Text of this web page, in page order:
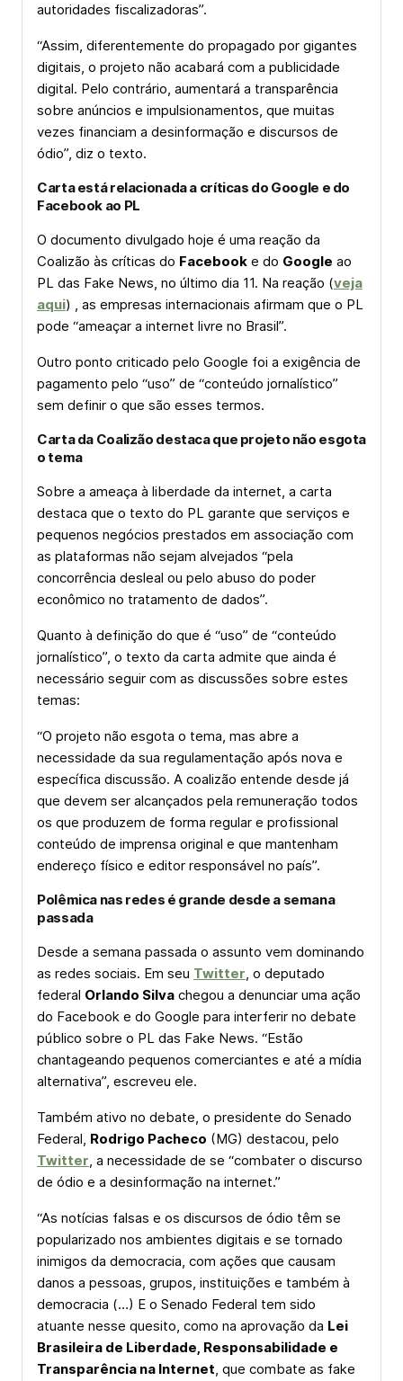
autoridades fiscalizadoras”.
“Assim, diferentemente do propagado por gigantes
digitais, o projeto não acabará com a publicidade
digital. Pelo contrário, aumentará a transparência
sobre anúncios e impulsionamentos, que muitas
vezes financiam a desinformação e discursos de
ódio”, diz o texto.
Carta está relacionada a críticas do Google e do
Facebook ao PL
O documento divulgado hoje é uma reação da
Coalizão às críticas do Facebook e do Google ao
PL das Fake News, no último dia 11. Na reação (veja
aqui) , as empresas internacionais afirmam que o PL
pode “ameaçar a internet livre no Brasil”.
Outro ponto criticado pelo Google foi a exigência de
pagamento pelo “uso” de “conteúdo jornalístico”
sem definir o que são esses termos.
Carta da Coalizão destaca que projeto não esgota
o tema
Sobre a ameaça à liberdade da internet, a carta
destaca que o texto do PL garante que serviços e
pequenos negócios prestados em associação com
as plataformas não sejam alvejados “pela
concorrência desleal ou pelo abuso do poder
econômico no tratamento de dados”.
Quanto à definição do que é “uso” de “conteúdo
jornalístico”, o texto da carta admite que ainda é
necessário seguir com as discussões sobre estes
temas:
“O projeto não esgota o tema, mas abre a
necessidade da sua regulamentação após nova e
específica discussão. A coalizão entende desde já
que devem ser alcançados pela remuneração todos
os que produzem de forma regular e profissional
conteúdo de imprensa original e que mantenham
endereço físico e editor responsável no país”.
Polêmica nas redes é grande desde a semana
passada
Desde a semana passada o assunto vem dominando
as redes sociais. Em seu Twitter, o deputado
federal Orlando Silva chegou a denunciar uma ação
do Facebook e do Google para interferir no debate
público sobre o PL das Fake News. “Estão
chantageando pequenos comerciantes e até a mídia
alternativa”, escreveu ele.
Também ativo no debate, o presidente do Senado
Federal, Rodrigo Pacheco (MG) destacou, pelo
Twitter, a necessidade de se “combater o discurso
de ódio e a desinformação na internet.”
“As notícias falsas e os discursos de ódio têm se
popularizado nos ambientes digitais e se tornado
inimigos da democracia, com ações que causam
danos a pessoas, grupos, instituições e também à
democracia (…) E o Senado Federal tem sido
atuante nesse quesito, como na aprovação da Lei
Brasileira de Liberdade, Responsabilidade e
Transparência na Internet, que combate as fake